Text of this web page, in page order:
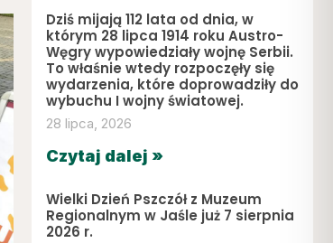
Dziś mijają 112 lata od dnia, w
którym 28 lipca 1914 roku Austro-
Węgry wypowiedziały wojnę Serbii.
To właśnie wtedy rozpoczęły się
wydarzenia, które doprowadziły do
wybuchu I wojny światowej.
28 lipca, 2026
Czytaj dalej »
Wielki Dzień Pszczół z Muzeum
Regionalnym w Jaśle już 7 sierpnia
2026 r.